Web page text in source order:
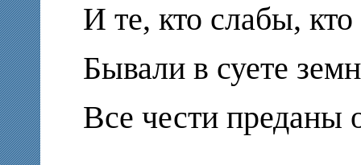
И те, кто слабы,
Бывали в суете
Все чести преданы